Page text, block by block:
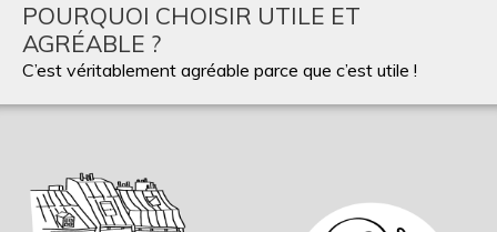
POURQUOI CHOISIR UTILE ET
AGRÉABLE ?
C’est véritablement agréable parce que c’est utile !